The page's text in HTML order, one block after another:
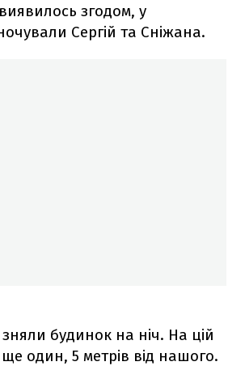
згодом, у
Сергій та Сніжана.
будинок на ніч. На цій
ще один, 5 метрів від нашого.